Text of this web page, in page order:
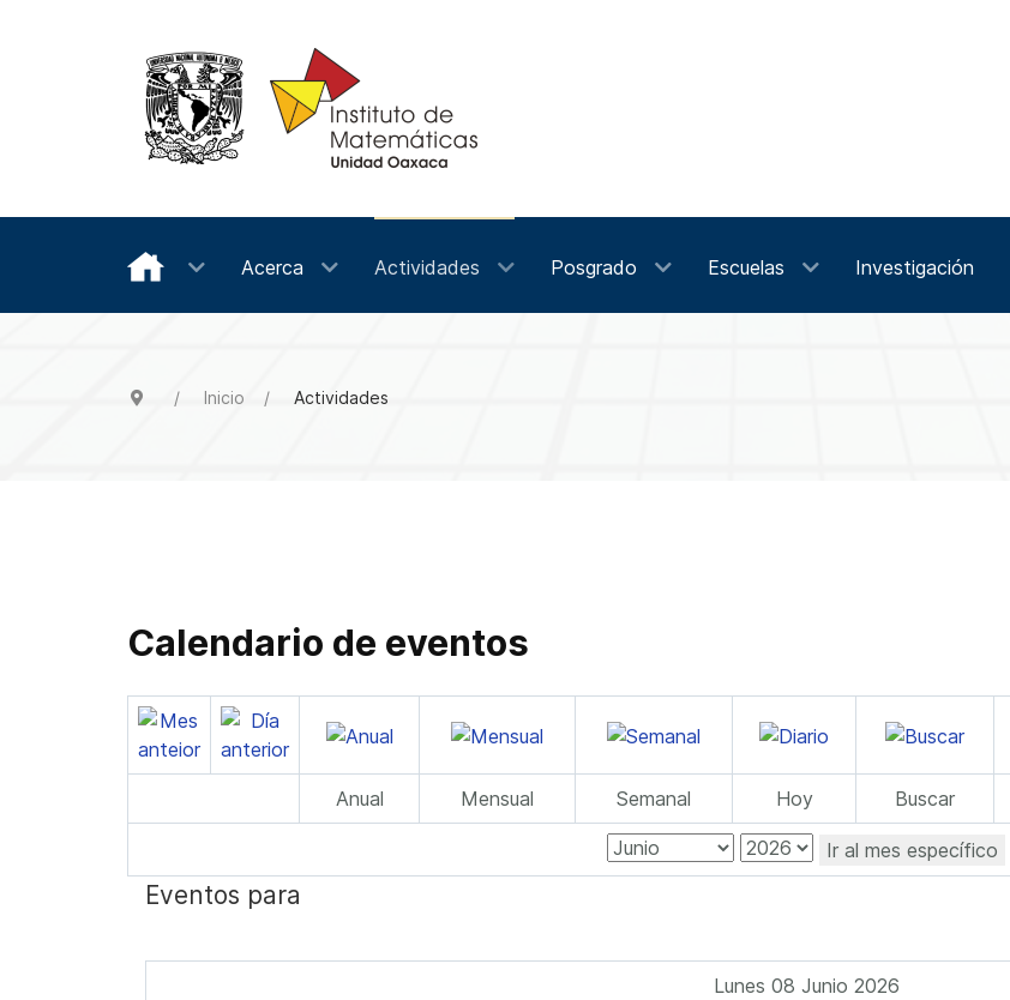
Acerca Actividades Posgrado Escuelas Investigación
Inicio Actividades
Calendario de eventos
Anual Mensual Semanal Hoy Buscar
Ir al mes específico
Eventos para
Lunes 08 Junio 2026